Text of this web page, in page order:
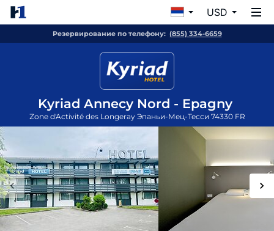
USD
Резервирование по телефону: (855) 334-6659
Kyriad Annecy Nord - Epagny
Zone d'Activité des Longeray Эпаньи-Мец-Тесси 74330 FR